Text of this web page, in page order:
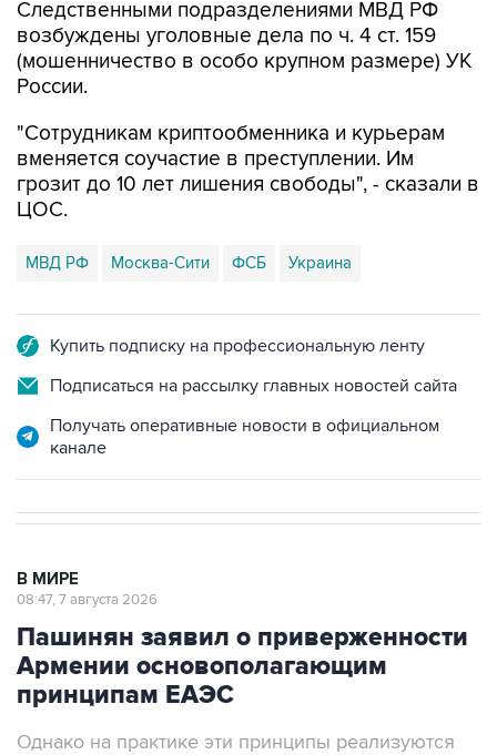
Следственными подразделениями МВД РФ
возбуждены уголовные дела по ч. 4 ст. 159
(мошенничество в особо крупном размере) УК
России.
"Сотрудникам криптообменника и курьерам
вменяется соучастие в преступлении. Им
грозит до 10 лет лишения свободы", - сказали в
ЦОС.
МВД РФ Москва-Сити ФСБ Украина
Купить подписку на профессиональную ленту
Подписаться на рассылку главных новостей сайта
Получать оперативные новости в официальном
канале
В МИРЕ
08:47, 7 августа 2026
Пашинян заявил о приверженности
Армении основополагающим
принципам ЕАЭС
Однако на практике эти принципы реализуются